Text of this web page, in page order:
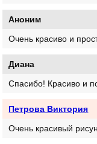
Аноним
Очень красиво и
Диана
Спасибо! Красиво и
Петрова Виктория
Очень красивый